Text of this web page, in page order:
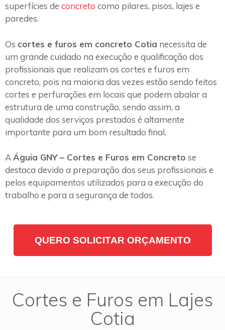
superfícies de concreto como pilares, pisos, lajes e
paredes.
Os cortes e furos em concreto Cotia necessita de
um grande cuidado na execução e qualificação dos
profissionais que realizam os cortes e furos em
concreto, pois na maioria das vezes estão sendo feitos
cortes e perfurações em locais que podem abalar a
estrutura de uma construção, sendo assim, a
qualidade dos serviços prestados é altamente
importante para um bom resultado final.
AÁguia GNY – Cortes e Furos em Concreto se
destaca devido a preparação dos seus profissionais e
pelos equipamentos utilizados para a execução do
trabalho e para a segurança de todos.
QUERO SOLICITAR ORÇAMENTO
Cortes e Furos em Lajes
Cotia